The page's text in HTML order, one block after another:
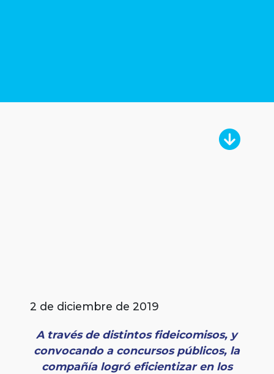
2 de diciembre de 2019
A través de distintos fideicomisos, y
convocando a concursos públicos, la
compañía logró eficientizar en los